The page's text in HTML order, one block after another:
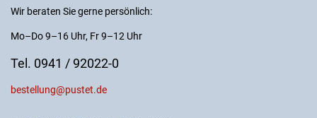
Wir beraten Sie gerne persönlich:
Mo–Do 9–16 Uhr, Fr 9–12 Uhr
Tel. 0941 / 92022-0
bestellung@pustet.de